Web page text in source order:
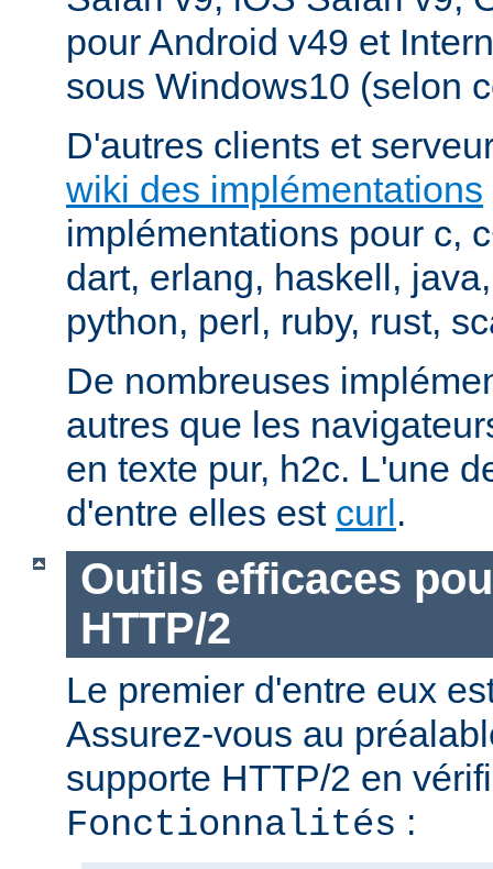
pour Android v49 et
sous Windows10 (selon
D'autres clients et
wiki des implémentations
implémentations pour c,
dart, erlang, haskell,
python, perl, ruby, rust,
De nombreuses
autres que les
en texte pur, h2c. L'une
d'entre elles est curl.
Outils efficaces
HTTP/2
Le premier d'entre eux
Assurez-vous au
supporte HTTP/2 en
Fonctionnalités :